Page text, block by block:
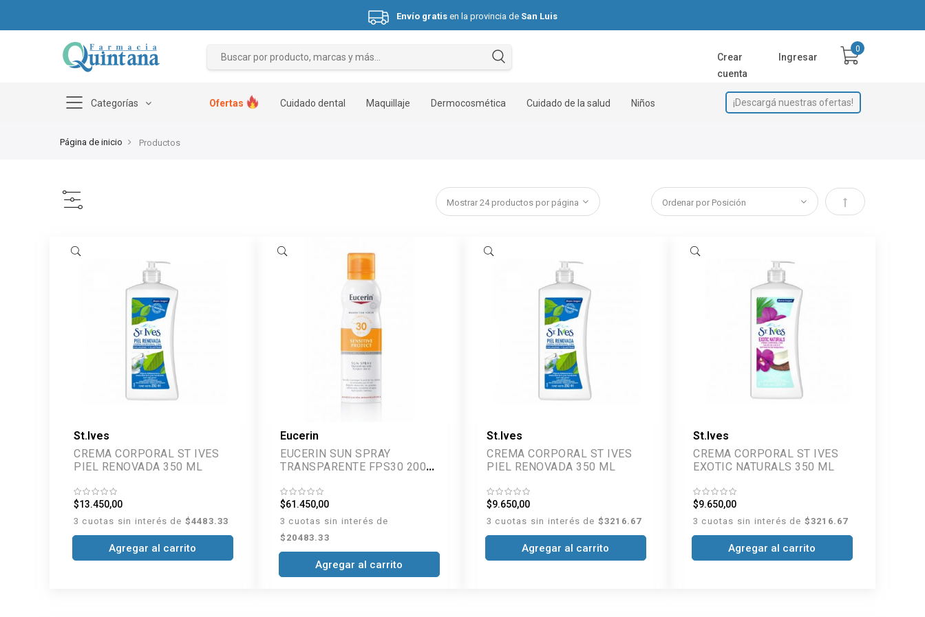
Envío gratis en la provincia de San Luis
Hasta 3 cuotas sin interés.
Crear
cuenta
Ingresar
Categorías Ofertas Cuidado dental Maquillaje Dermocosmética Cuidado de la salud Niños ¡Descargá nuestras ofertas!
Página de inicio Productos
Establecer
St.Ives
CREMA CORPORAL ST IVES
PIEL RENOVADA 350 ML
$13.450,00
3 cuotas sin interés de $4483.33
Agregar al carrito
Eucerin
EUCERIN SUN SPRAY
TRANSPARENTE FPS30 200
$61.450,00
3 cuotas sin interés de
$20483.33
Agregar al carrito
St.Ives
CREMA CORPORAL ST IVES
PIEL RENOVADA 350 ML
$9.650,00
3 cuotas sin interés de $3216.67
Agregar al carrito
St.Ives
CREMA CORPORAL ST IVES
EXOTIC NATURALS 350 ML
$9.650,00
3 cuotas sin interés de $3216.67
Agregar al carrito